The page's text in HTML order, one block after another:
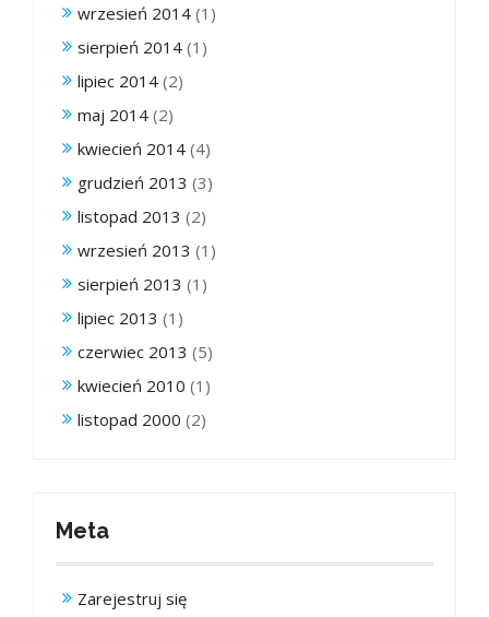
wrzesień 2014 (1)
sierpień 2014 (1)
lipiec 2014 (2)
maj 2014 (2)
kwiecień 2014 (4)
grudzień 2013 (3)
listopad 2013 (2)
wrzesień 2013 (1)
sierpień 2013 (1)
lipiec 2013 (1)
czerwiec 2013 (5)
kwiecień 2010 (1)
listopad 2000 (2)
Meta
Zarejestruj się